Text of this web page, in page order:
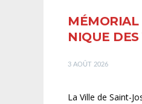
MÉMORIAL
NIQUE
3 AOÛT 2026
La Ville de Saint-